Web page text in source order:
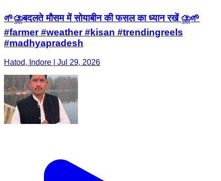
🌱⛈️बदलते मौसम में सोयाबीन की फसल का ध्यान रखें ⛈️🌱
#farmer #weather #kisan #trendingreels
#madhyapradesh
Hatod, Indore | Jul 29, 2026